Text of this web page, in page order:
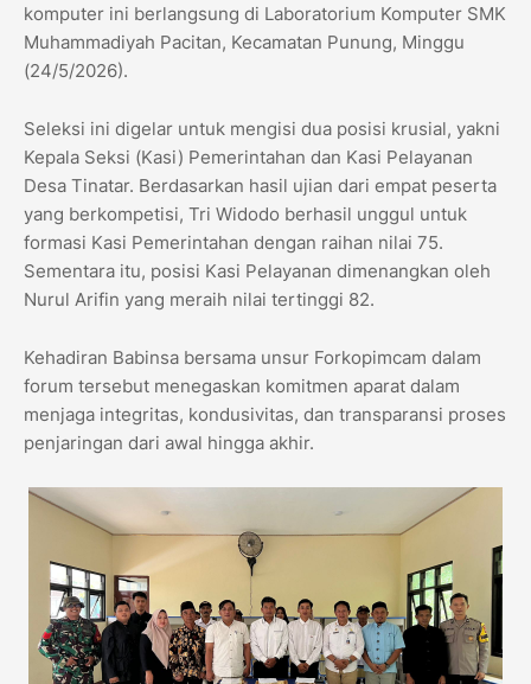
komputer ini berlangsung di Laboratorium Komputer SMK
Muhammadiyah Pacitan, Kecamatan Punung, Minggu
(24/5/2026).
​Seleksi ini digelar untuk mengisi dua posisi krusial, yakni
Kepala Seksi (Kasi) Pemerintahan dan Kasi Pelayanan
Desa Tinatar. Berdasarkan hasil ujian dari empat peserta
yang berkompetisi, Tri Widodo berhasil unggul untuk
formasi Kasi Pemerintahan dengan raihan nilai 75.
Sementara itu, posisi Kasi Pelayanan dimenangkan oleh
Nurul Arifin yang meraih nilai tertinggi 82.
​Kehadiran Babinsa bersama unsur Forkopimcam dalam
forum tersebut menegaskan komitmen aparat dalam
menjaga integritas, kondusivitas, dan transparansi proses
penjaringan dari awal hingga akhir.